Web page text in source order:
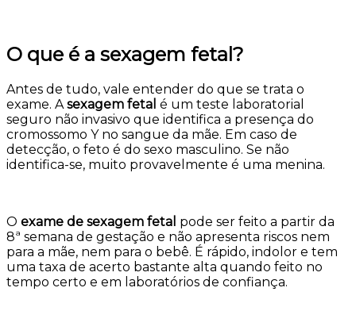
O que é a sexagem fetal?
Antes de tudo, vale entender do que se trata o
exame. Asexagem fetal é um teste laboratorial
seguro não invasivo que identifica a presença do
cromossomo Y no sangue da mãe. Em caso de
detecção, o feto é do sexo masculino. Se não
identifica-se, muito provavelmente é uma menina.
O exame de sexagem fetal pode ser feito a partir da
8ª semana de gestação e não apresenta riscos nem
para a mãe, nem para o bebê. É rápido, indolor e tem
uma taxa de acerto bastante alta quando feito no
tempo certo e em laboratórios de confiança.